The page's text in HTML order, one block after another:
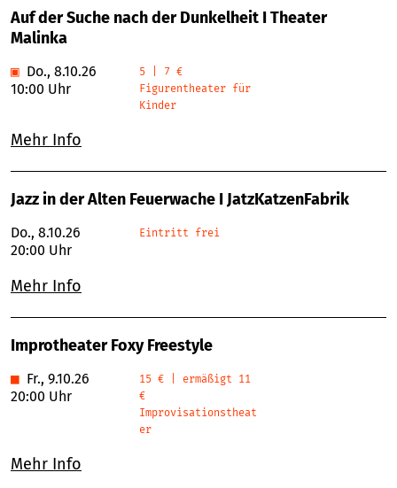
Auf der Suche nach der Dunkelheit I Theater
Malinka
▣ Do., 8.10.26
10:00 Uhr
5 | 7 €
Figurentheater für
Kinder
Mehr Info
Jazz in der Alten Feuerwache I JatzKatzenFabrik
Do., 8.10.26
20:00 Uhr
Eintritt frei
Mehr Info
Improtheater Foxy Freestyle
■ Fr., 9.10.26
20:00 Uhr
15 € | ermäßigt 11
€
Improvisationstheat
er
Mehr Info